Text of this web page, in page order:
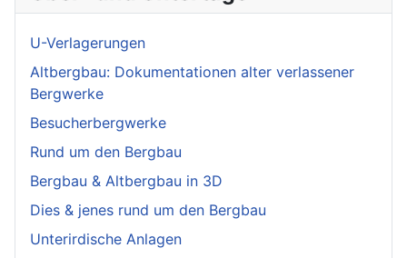
U-Verlagerungen
Altbergbau: Dokumentationen alter verlassener
Bergwerke
Besucherbergwerke
Rund um den Bergbau
Bergbau & Altbergbau in 3D
Dies & jenes rund um den Bergbau
Unterirdische Anlagen